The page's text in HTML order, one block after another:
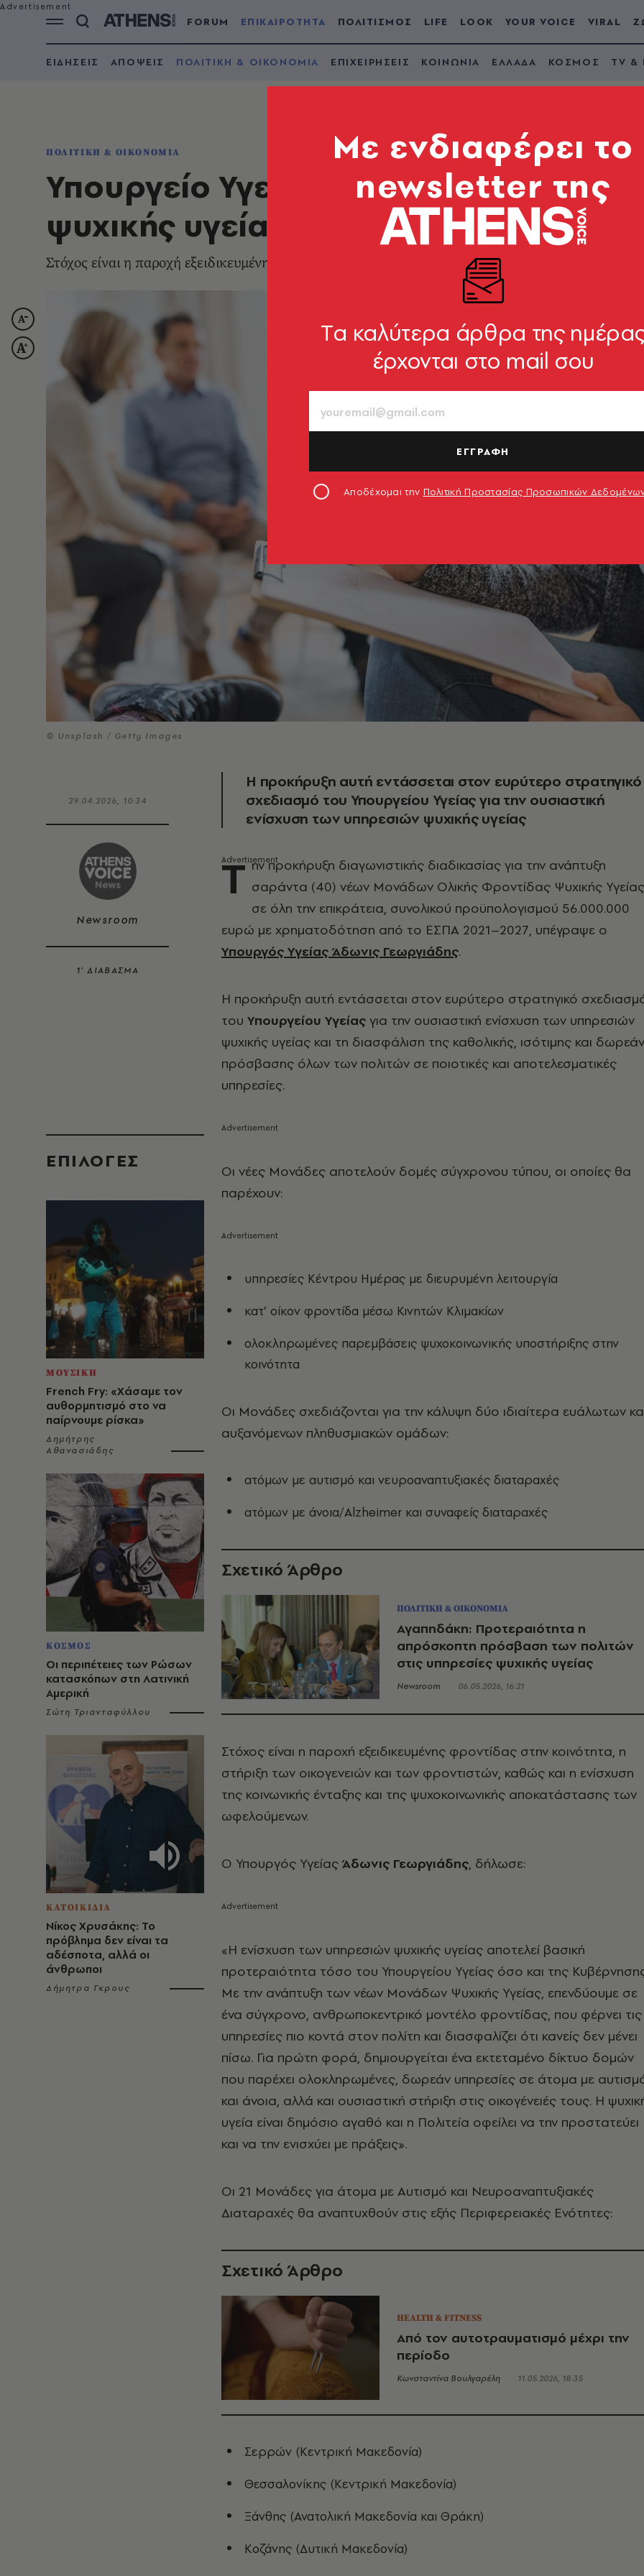
FORUM ΕΠΙΚΑΙΡΟΤΗΤΑ ΠΟΛΙΤΙΣΜΟΣ LIFE LOOK YOUR VOICE VIRAL
ΕΙΔΗΣΕΙΣ ΑΠΟΨΕΙΣ ΠΟΛΙΤΙΚΗ & ΟΙΚΟΝΟΜΙΑ ΕΠΙΧΕΙΡΗΣΕΙΣ ΚΟΙΝΩΝΙΑ ΕΛΛΑΔΑ ΚΟΣΜΟΣ TV &
ΠΟΛΙΤΙΚΗ & ΟΙΚΟΝΟΜΙΑ
Υπουργείο Υγείας: Έρχονται 40 νέες
ψυχικής υγείας σε όλη τη χώρα
Στόχος είναι η παροχή εξειδικευμένης φροντίδας για την αποκατάσταση των ωφελούμενων
© Unsplash / Getty Images
29.04.2026, 10:34
Newsroom
1’ ΔΙΑΒΑΣΜΑ
EΠΙΛΟΓΈΣ
ΜΟΥΣΙΚΗ
French Fry: «Χάσαμε τον
αυθορμητισμό στο να
παίρνουμε ρίσκα»
Δημήτρης
Αθανασιάδης
ΚΟΣΜΟΣ
Οι περιπέτειες των Ρώσων
κατασκόπων στη Λατινική
Αμερική
Σώτη Τριανταφύλλου
ΚΑΤΟΙΚΙΔΙΑ
Νίκος Χρυσάκης: Το
πρόβλημα δεν είναι τα
αδέσποτα, αλλά οι
άνθρωποι
Δήμητρα Γκρους
Η προκήρυξη αυτή εντάσσεται στον ευρύτερο στρατηγικό
σχεδιασμό του Υπουργείου Υγείας για την ουσιαστική
ενίσχυση των υπηρεσιών ψυχικής υγείας
Τ ην προκήρυξη διαγωνιστικής διαδικασίας για την ανάπτυξη
σαράντα (40) νέων Μονάδων Ολικής Φροντίδας Ψυχικής Υγείας
σε όλη την επικράτεια, συνολικού προϋπολογισμού 56.000.000
ευρώ με χρηματοδότηση από το ΕΣΠΑ 2021–2027, υπέγραψε ο
Υπουργός Υγείας Άδωνις Γεωργιάδης.
Η προκήρυξη αυτή εντάσσεται στον ευρύτερο στρατηγικό
του Υπουργείου Υγείας για την ουσιαστική ενίσχυση των υπηρεσιών
ψυχικής υγείας και τη διασφάλιση της καθολικής, ισότιμης και δωρεάν
πρόσβασης όλων των πολιτών σε ποιοτικές και αποτελεσματικές
υπηρεσίες.
Οι νέες Μονάδες αποτελούν δομές σύγχρονου τύπου, οι οποίες θα
παρέχουν:
υπηρεσίες Κέντρου Ημέρας με διευρυμένη λειτουργία
κατ’ οίκον φροντίδα μέσω Κινητών Κλιμακίων
ολοκληρωμένες παρεμβάσεις ψυχοκοινωνικής υποστήριξης στην
κοινότητα
Οι Μονάδες σχεδιάζονται για την κάλυψη δύο ιδιαίτερα ευάλωτων
αυξανόμενων πληθυσμιακών ομάδων:
ατόμων με αυτισμό και νευροαναπτυξιακές διαταραχές
ατόμων με άνοια/Alzheimer και συναφείς διαταραχές
Σχετικό Άρθρο
ΠΟΛΙΤΙΚΗ & ΟΙΚΟΝΟΜΙΑ
Αγαπηδάκη: Προτεραιότητα η
απρόσκοπτη πρόσβαση των πολιτών
στις υπηρεσίες ψυχικής υγείας
Newsroom 06.05.2026, 16:21
Στόχος είναι η παροχή εξειδικευμένης φροντίδας στην κοινότητα, η
στήριξη των οικογενειών και των φροντιστών, καθώς και η ενίσχυση
της κοινωνικής ένταξης και της ψυχοκοινωνικής αποκατάστασης των
ωφελούμενων.
Ο Υπουργός Υγείας Άδωνις Γεωργιάδης, δήλωσε:
«Η ενίσχυση των υπηρεσιών ψυχικής υγείας αποτελεί βασική
προτεραιότητα τόσο του Υπουργείου Υγείας όσο και της
Με την ανάπτυξη των νέων Μονάδων Ψυχικής Υγείας, επενδύουμε σε
ένα σύγχρονο, ανθρωποκεντρικό μοντέλο φροντίδας, που φέρνει τις
υπηρεσίες πιο κοντά στον πολίτη και διασφαλίζει ότι κανείς δεν μένει
πίσω. Για πρώτη φορά, δημιουργείται ένα εκτεταμένο δίκτυο δομών
που παρέχει ολοκληρωμένες, δωρεάν υπηρεσίες σε άτομα με
και άνοια, αλλά και ουσιαστική στήριξη στις οικογένειές τους. Η
υγεία είναι δημόσιο αγαθό και η Πολιτεία οφείλει να την προστατεύει
και να την ενισχύει με πράξεις».
Οι 21 Μονάδες για άτομα με Αυτισμό και Νευροαναπτυξιακές
Διαταραχές θα αναπτυχθούν στις εξής Περιφερειακές Ενότητες:
Σχετικό Άρθρο
HEALTH & FITNESS
Από τον αυτοτραυματισμό μέχρι την
περίοδο
Κωνσταντίνα Βουλγαρέλη 11.05.2026, 18:35
Σερρών (Κεντρική Μακεδονία)
Θεσσαλονίκης (Κεντρική Μακεδονία)
Ξάνθης (Ανατολική Μακεδονία και Θράκη)
Κοζάνης (Δυτική Μακεδονία)
Mε ενδιαφέρει το
newsletter της
Tα καλύτερα άρθρα της
έρχονται στο mail σου
ΕΓΓΡΑΦΗ
Αποδέχομαι την Πολιτική Προστασίας Προσωπικών